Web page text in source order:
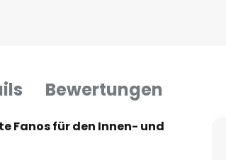
Bewertungen
Fanos für den Innen- und